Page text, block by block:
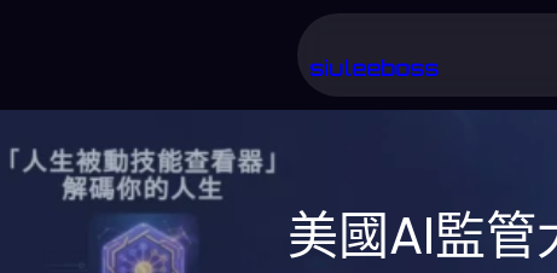
主
要
siuleeboss
美國AI監